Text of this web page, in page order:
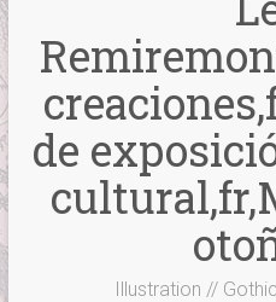
de
Illustration //